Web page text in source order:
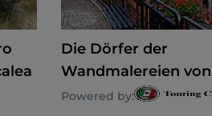
Die Dörfer der
Wandmalereien
nach Süd der
Powered by: